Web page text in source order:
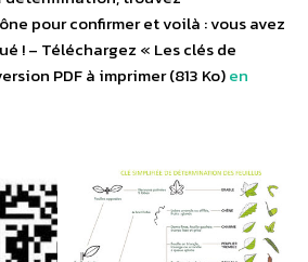
pour confirmer et voilà : vous avez
! – Téléchargez « Les clés de
PDF à imprimer (813 Ko)en